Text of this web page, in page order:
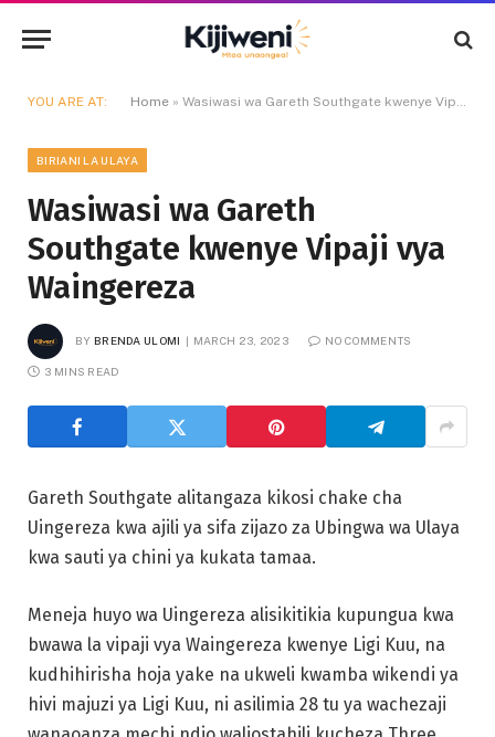
YOU ARE AT: Home » Wasiwasi wa Gareth Southgate kwenye Vipaji vya Waingereza
BIRIANI LA ULAYA
Wasiwasi wa Gareth
Southgate kwenye Vipaji vya
Waingereza
BY BRENDA ULOMI MARCH 23, 2023 NO COMMENTS
3 MINS READ
Gareth Southgate alitangaza kikosi chake cha
Uingereza kwa ajili ya sifa zijazo za Ubingwa wa Ulaya
kwa sauti ya chini ya kukata tamaa.
Meneja huyo wa Uingereza alisikitikia kupungua kwa
bwawa la vipaji vya Waingereza kwenye Ligi Kuu, na
kudhihirisha hoja yake na ukweli kwamba wikendi ya
hivi majuzi ya Ligi Kuu, ni asilimia 28 tu ya wachezaji